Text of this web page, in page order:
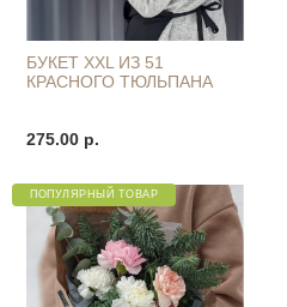
БУКЕТ XXL ИЗ 51
КРАСНОГО ТЮЛЬПАНА
275.00 р.
ПОПУЛЯРНЫЙ ТОВАР